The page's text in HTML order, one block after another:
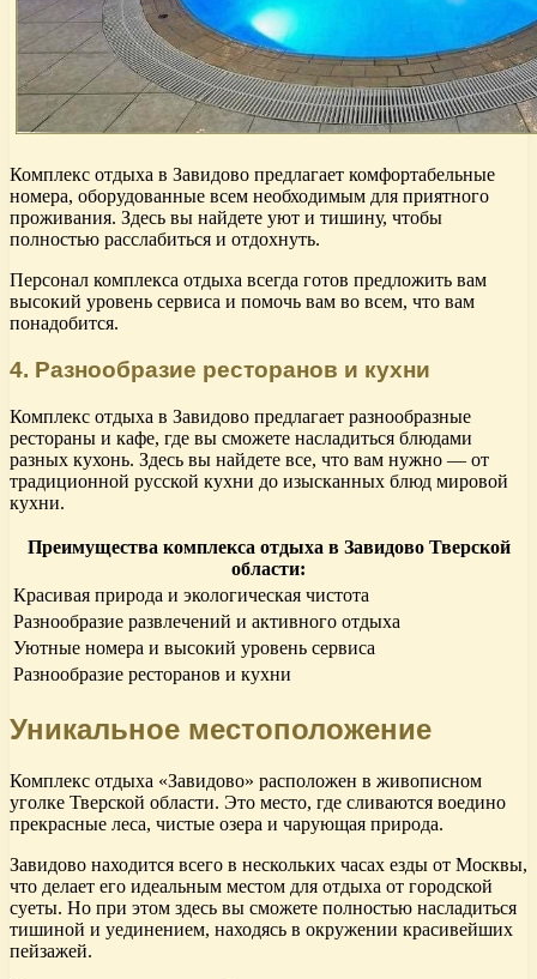
Комплекс отдыха в Завидово предлагает комфортабельные
номера, оборудованные всем необходимым для приятного
проживания. Здесь вы найдете уют и тишину, чтобы
полностью расслабиться и отдохнуть.
Персонал комплекса отдыха всегда готов предложить вам
высокий уровень сервиса и помочь вам во всем, что вам
понадобится.
4. Разнообразие ресторанов и кухни
Комплекс отдыха в Завидово предлагает разнообразные
рестораны и кафе, где вы сможете насладиться блюдами
разных кухонь. Здесь вы найдете все, что вам нужно — от
традиционной русской кухни до изысканных блюд мировой
кухни.
Преимущества комплекса отдыха в Завидово Тверской
области:
Красивая природа и экологическая чистота
Разнообразие развлечений и активного отдыха
Уютные номера и высокий уровень сервиса
Разнообразие ресторанов и кухни
Уникальное местоположение
Комплекс отдыха «Завидово» расположен в живописном
уголке Тверской области. Это место, где сливаются воедино
прекрасные леса, чистые озера и чарующая природа.
Завидово находится всего в нескольких часах езды от Москвы,
что делает его идеальным местом для отдыха от городской
суеты. Но при этом здесь вы сможете полностью насладиться
тишиной и уединением, находясь в окружении красивейших
пейзажей.